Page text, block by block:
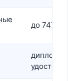
до 747
диплом